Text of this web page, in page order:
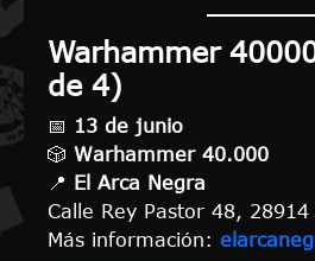
Warhammer
de 4)
📅 13 de junio
🎲 Warhammer 40.000
📍 El Arca Negra
Calle Rey Pastor 48,
Más información: